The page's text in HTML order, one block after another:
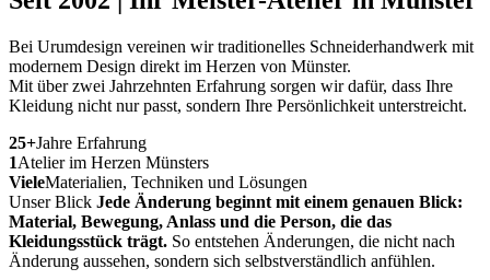
Bei Urumdesign vereinen wir traditionelles Schneiderhandwerk mit
modernem Design direkt im Herzen von Münster.
Mit über zwei Jahrzehnten Erfahrung sorgen wir dafür, dass Ihre
Kleidung nicht nur passt, sondern Ihre Persönlichkeit unterstreicht.
25+Jahre Erfahrung
1Atelier im Herzen Münsters
VieleMaterialien, Techniken und Lösungen
Unser Blick Jede Änderung beginnt mit einem genauen Blick:
Material, Bewegung, Anlass und die Person, die das
Kleidungsstück trägt. So entstehen Änderungen, die nicht nach
Änderung aussehen, sondern sich selbstverständlich anfühlen.